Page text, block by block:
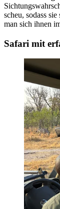
scheu, sodass
man sich ihnen
Safari mit